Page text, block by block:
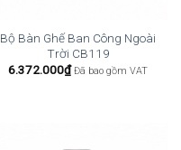
Bộ Bàn Ghế Ban Công Ngoài
Trời CB119
6.372.000₫ Đã bao gồm VAT